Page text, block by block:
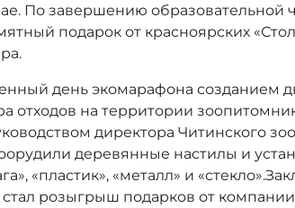
По завершению образовательной
подарок от красноярских
день экомарафона созданием
отходов на территории
директора Читинского
деревянные настилы и
«пластик», «металл» и
розыгрыш подарков от